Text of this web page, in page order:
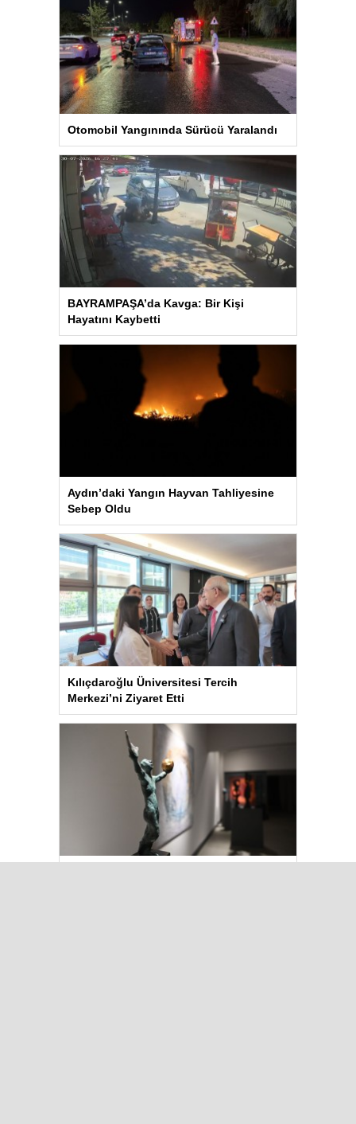
Otomobil Yangınında Sürücü Yaralandı
BAYRAMPAŞA’da Kavga: Bir Kişi
Hayatını Kaybetti
Aydın’daki Yangın Hayvan Tahliyesine
Sebep Oldu
Kılıçdaroğlu Üniversitesi Tercih
Merkezi’ni Ziyaret Etti